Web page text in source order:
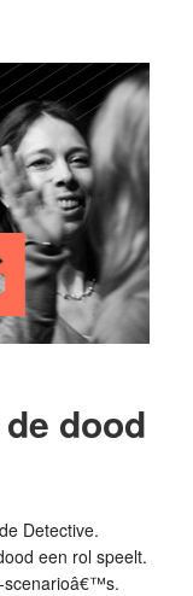
dood
Detective.
een rol speelt.
scenarioâ€™s.